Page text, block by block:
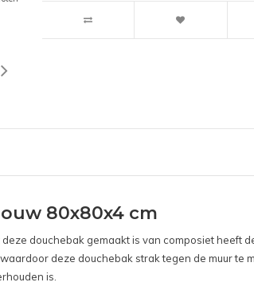
80x80x4 cm
douchebak gemaakt is van composiet
deze douchebak strak tegen de muur
is.